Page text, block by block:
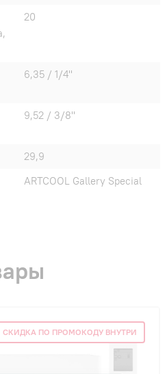
20
6,35 / 1/4"
9,52 / 3/8"
29,9
ARTCOOL Gallery Special
СКИДКА ПО ПРОМОКОДУ ВНУТРИ